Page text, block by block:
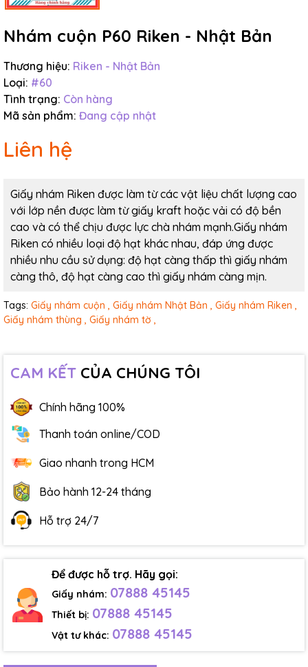
Nhám cuộn P60 Riken - Nhật Bản
Thương hiệu: Riken - Nhật Bản
Loại: #60
Tình trạng: Còn hàng
Mã sản phẩm: Đang cập nhật
Liên hệ
Giấy nhám Riken được làm từ các vật liệu chất lượng cao
với lớp nền được làm từ giấy kraft hoặc vải có độ bền
cao và có thể chịu được lực chà nhám mạnh.Giấy nhám
Riken có nhiều loại độ hạt khác nhau, đáp ứng được
nhiều nhu cầu sử dụng: độ hạt càng thấp thì giấy nhám
càng thô, độ hạt càng cao thì giấy nhám càng mịn.
Tags: Giấy nhám cuộn , Giấy nhám Nhật Bản , Giấy nhám Riken ,
Giấy nhám thùng , Giấy nhám tờ ,
CAM KẾT CỦA CHÚNG TÔI
Chính hãng 100%
Thanh toán online/COD
Giao nhanh trong HCM
Bảo hành 12-24 tháng
Hỗ trợ 24/7
Để được hỗ trợ. Hãy gọi:
Giấy nhám: 07888 45145
Thiết bị: 07888 45145
Vật tư khác: 07888 45145